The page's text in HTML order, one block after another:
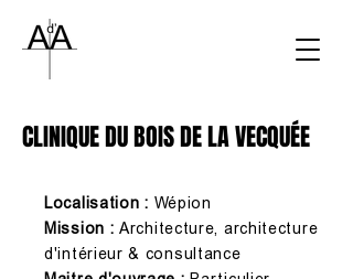
CLINIQUE DU BOIS DE LA VECQUÉE
Localisation : Wépion
Mission : Architecture, architecture
d'intérieur & consultance